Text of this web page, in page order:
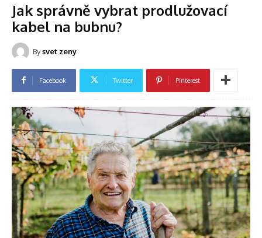
Jak správně vybrat prodlužovací
kabel na bubnu?
Bysvet zeny
Facebook Twitter Pinterest